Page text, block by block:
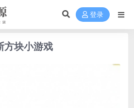
登录
方块小游戏